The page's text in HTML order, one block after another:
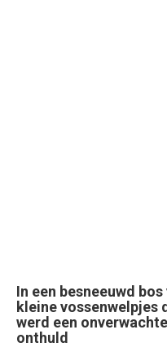
In een besneeuwd
kleine vossenwelpjes
werd een
onthuld